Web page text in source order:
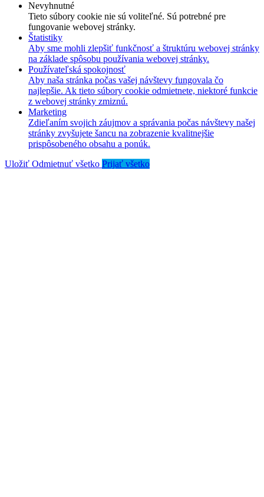
Nevyhnutné
Tieto súbory cookie nie sú voliteľné. Sú potrebné pre
fungovanie webovej stránky.
Štatistiky
Aby sme mohli zlepšiť funkčnosť a štruktúru webovej stránky
na základe spôsobu používania webovej stránky.
Používateľská spokojnosť
Aby naša stránka počas vašej návštevy fungovala čo
najlepšie. Ak tieto súbory cookie odmietnete, niektoré funkcie
z webovej stránky zmiznú.
Marketing
Zdieľaním svojich záujmov a správania počas návštevy našej
stránky zvyšujete šancu na zobrazenie kvalitnejšie
prispôsobeného obsahu a ponúk.
Uložiť Odmietnuť všetko Prijať všetko